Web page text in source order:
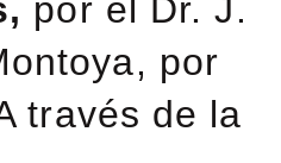
por el Dr. J.
por
través de la